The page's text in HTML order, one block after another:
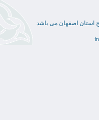
استان اصفهان می باشد